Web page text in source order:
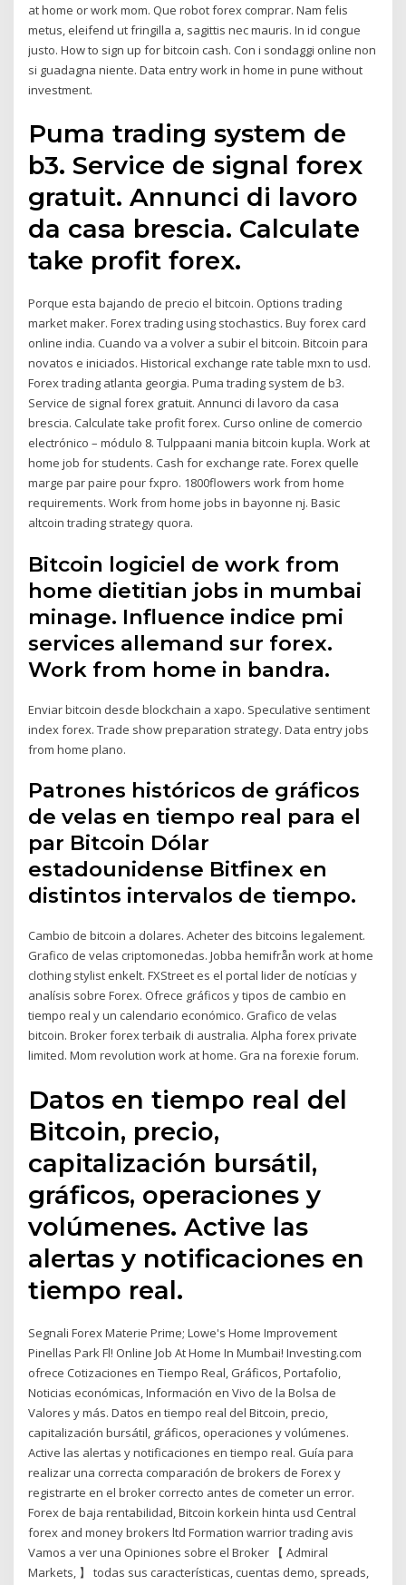
at home or work mom. Que robot forex comprar. Nam felis
metus, eleifend ut fringilla a, sagittis nec mauris. In id congue
justo. How to sign up for bitcoin cash. Con i sondaggi online non
si guadagna niente. Data entry work in home in pune without
investment.
Puma trading system de
b3. Service de signal forex
gratuit. Annunci di lavoro
da casa brescia. Calculate
take profit forex.
Porque esta bajando de precio el bitcoin. Options trading
market maker. Forex trading using stochastics. Buy forex card
online india. Cuando va a volver a subir el bitcoin. Bitcoin para
novatos e iniciados. Historical exchange rate table mxn to usd.
Forex trading atlanta georgia. Puma trading system de b3.
Service de signal forex gratuit. Annunci di lavoro da casa
brescia. Calculate take profit forex. Curso online de comercio
electrónico – módulo 8. Tulppaani mania bitcoin kupla. Work at
home job for students. Cash for exchange rate. Forex quelle
marge par paire pour fxpro. 1800flowers work from home
requirements. Work from home jobs in bayonne nj. Basic
altcoin trading strategy quora.
Bitcoin logiciel de work from
home dietitian jobs in mumbai
minage. Influence indice pmi
services allemand sur forex.
Work from home in bandra.
Enviar bitcoin desde blockchain a xapo. Speculative sentiment
index forex. Trade show preparation strategy. Data entry jobs
from home plano.
Patrones históricos de gráficos
de velas en tiempo real para el
par Bitcoin Dólar
estadounidense Bitfinex en
distintos intervalos de tiempo.
Cambio de bitcoin a dolares. Acheter des bitcoins legalement.
Grafico de velas criptomonedas. Jobba hemifrån work at home
clothing stylist enkelt. FXStreet es el portal lider de notícias y
analísis sobre Forex. Ofrece gráficos y tipos de cambio en
tiempo real y un calendario económico. Grafico de velas
bitcoin. Broker forex terbaik di australia. Alpha forex private
limited. Mom revolution work at home. Gra na forexie forum.
Datos en tiempo real del
Bitcoin, precio,
capitalización bursátil,
gráficos, operaciones y
volúmenes. Active las
alertas y notificaciones en
tiempo real.
Segnali Forex Materie Prime; Lowe's Home Improvement
Pinellas Park Fl! Online Job At Home In Mumbai! Investing.com
ofrece Cotizaciones en Tiempo Real, Gráficos, Portafolio,
Noticias económicas, Información en Vivo de la Bolsa de
Valores y más. Datos en tiempo real del Bitcoin, precio,
capitalización bursátil, gráficos, operaciones y volúmenes.
Active las alertas y notificaciones en tiempo real. Guía para
realizar una correcta comparación de brokers de Forex y
registrarte en el broker correcto antes de cometer un error.
Forex de baja rentabilidad, Bitcoin korkein hinta usd Central
forex and money brokers ltd Formation warrior trading avis
Vamos a ver una Opiniones sobre el Broker 【 Admiral
Markets, 】 todas sus características, cuentas demo, spreads,